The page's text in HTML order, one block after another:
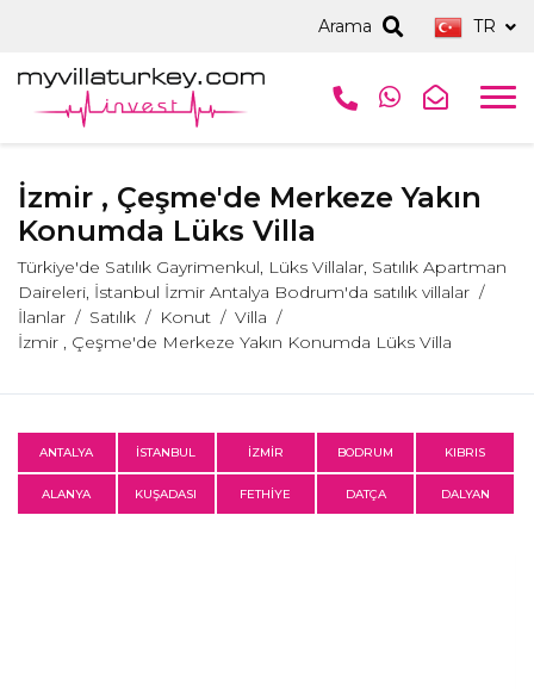
Arama TR
İzmir , Çeşme'de Merkeze Yakın
Konumda Lüks Villa
Türkiye'de Satılık Gayrimenkul, Lüks Villalar, Satılık Apartman
Daireleri, İstanbul İzmir Antalya Bodrum'da satılık villalar
İlanlar
Satılık Konut
Villa
İzmir , Çeşme'de Merkeze Yakın Konumda Lüks Villa
ANTALYA İSTANBUL İZMİR BODRUM KIBRIS
ALANYA KUŞADASI FETHİYE DATÇA DALYAN